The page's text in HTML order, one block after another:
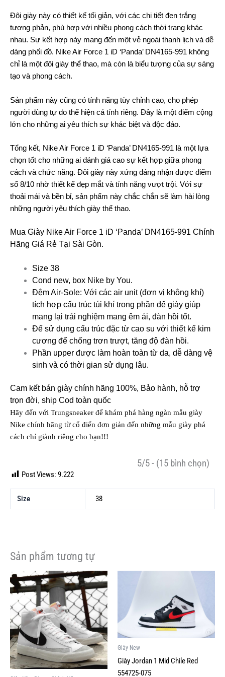
Đôi giày này có thiết kế tối giản, với các chi tiết đen trắng
tương phản, phù hợp với nhiều phong cách thời trang khác
nhau. Sự kết hợp này mang đến một vẻ ngoài thanh lịch và dễ
dàng phối đồ. Nike Air Force 1 iD ‘Panda’ DN4165-991 không
chỉ là một đôi giày thể thao, mà còn là biểu tượng của sự sáng
tạo và phong cách.
Sản phẩm này cũng có tính năng tùy chỉnh cao, cho phép
người dùng tự do thể hiện cá tính riêng. Đây là một điểm cộng
lớn cho những ai yêu thích sự khác biệt và độc đáo.
Tổng kết, Nike Air Force 1 iD ‘Panda’ DN4165-991 là một lựa
chọn tốt cho những ai đánh giá cao sự kết hợp giữa phong
cách và chức năng. Đôi giày này xứng đáng nhận được điểm
số 8/10 nhờ thiết kế đẹp mắt và tính năng vượt trội. Với sự
thoải mái và bền bỉ, sản phẩm này chắc chắn sẽ làm hài lòng
những người yêu thích giày thể thao.
Mua Giày Nike Air Force 1 iD ‘Panda’ DN4165-991 Chính
Hãng Giá Rẻ Tại Sài Gòn.
Size 38
Cond new, box Nike by You.
Đệm Air-Sole: Với các air unit (đơn vị không khí)
tích hợp cấu trúc túi khí trong phần đế giày giúp
mang lại trải nghiệm mang êm ái, đàn hồi tốt.
Đế sử dụng cấu trúc đặc từ cao su với thiết kế kim
cương để chống trơn trượt, tăng độ đàn hồi.
Phần upper được làm hoàn toàn từ da, dễ dàng vệ
sinh và có thời gian sử dụng lâu.
Cam kết bán giày chính hãng 100%, Bảo hành, hỗ trợ
trọn đời, ship Cod toàn quốc
Hãy đến với Trungsneaker để khám phá hàng ngàn mẫu giày
Nike chính hãng từ cổ điển đơn giản đến những mẫu giày phá
cách chỉ giành riêng cho bạn!!!
5/5 - (15 bình chọn)
Post Views: 9.222
Size 38
Sản phẩm tương tự
Giá
gốc
là:
2,929,000VND.
Giá
hiện
tại
là:
1,000,000VND.
Sản
phẩm
này
có
nhiều
biến
thể.
Các
Giày New
Giày Jordan 1 Mid Chile Red
554725-075
5,500,000VND.
nhiều
biến
thể.
Các
tùy